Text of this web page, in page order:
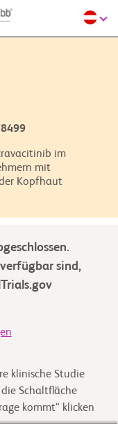
im
mit
Kopfhaut
sind,
klinische Studie
Schaltfläche
kommt“ klicken